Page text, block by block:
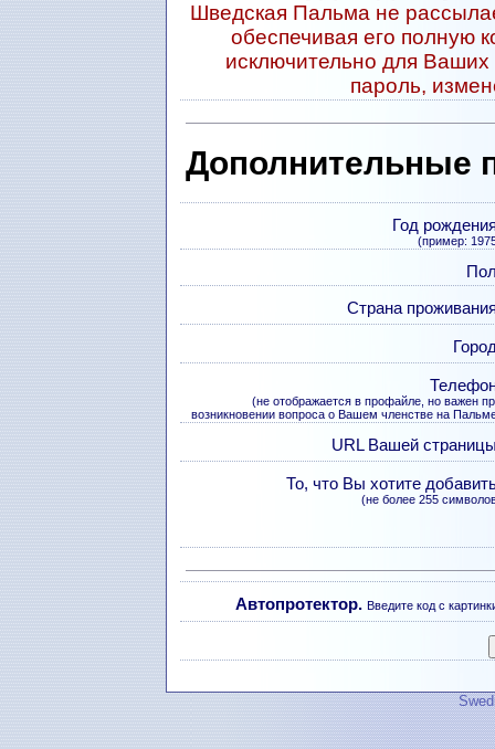
Шведская Пальма не
обеспечивая его полную
исключительно для
пароль,
Дополнительные
Год
(пример:
Страна
(не отображается в профайле, но важен
возникновении вопроса о Вашем членстве на
URL Вашей
То, что Вы хотите
(не более 255
Автопротектор. Введите код с